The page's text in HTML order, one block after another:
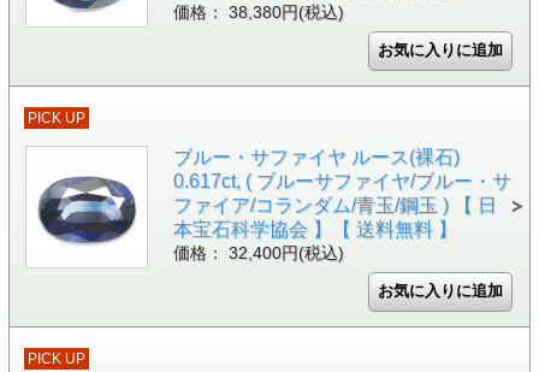
価格： 38,380円(税込)
PICK UP
ブルー・サファイヤ ルース(裸石)
0.617ct, ( ブルーサファイヤ/ブルー・サ
ファイア/コランダム/青玉/鋼玉 ) 【 日
本宝石科学協会 】【 送料無料 】
価格： 32,400円(税込)
PICK UP